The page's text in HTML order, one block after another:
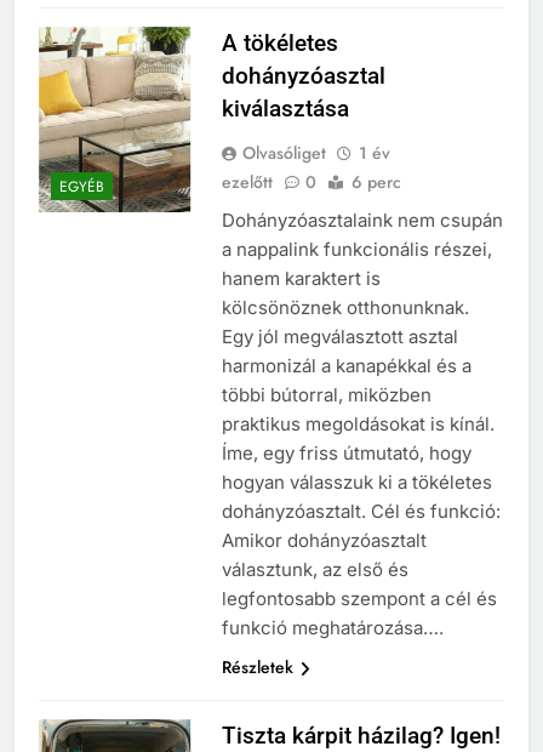
EGYÉB
A tökéletes
dohányzóasztal
kiválasztása
Olvasóliget
1 év
ezelőtt
0 6 perc
Dohányzóasztalaink nem csupán
a nappalink funkcionális részei,
hanem karaktert is
kölcsönöznek otthonunknak.
Egy jól megválasztott asztal
harmonizál a kanapékkal és a
többi bútorral, miközben
praktikus megoldásokat is kínál.
Íme, egy friss útmutató, hogy
hogyan válasszuk ki a tökéletes
dohányzóasztalt. Cél és funkció:
Amikor dohányzóasztalt
választunk, az első és
legfontosabb szempont a cél és
funkció meghatározása….
Részletek
Tiszta kárpit házilag? Igen!